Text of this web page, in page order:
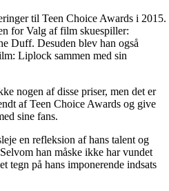
til Teen Choice Awards i 2015.
for Valg af film skuespiller:
Duff. Desuden blev han også
Liplock sammen med sin
nogen af ​​disse priser, men det er
af Teen Choice Awards og give
sine fans.
en refleksion af hans talent og
han måske ikke har vundet
tegn på hans imponerende indsats